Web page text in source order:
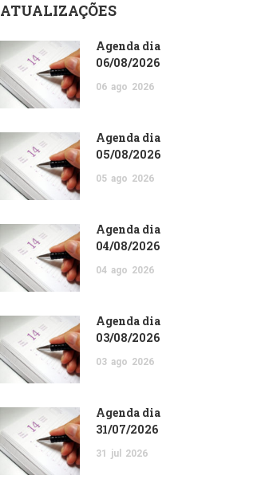
ATUALIZAÇÕES
Agenda dia
06/08/2026
06 ago 2026
Agenda dia
05/08/2026
05 ago 2026
Agenda dia
04/08/2026
04 ago 2026
Agenda dia
03/08/2026
03 ago 2026
Agenda dia
31/07/2026
31 jul 2026